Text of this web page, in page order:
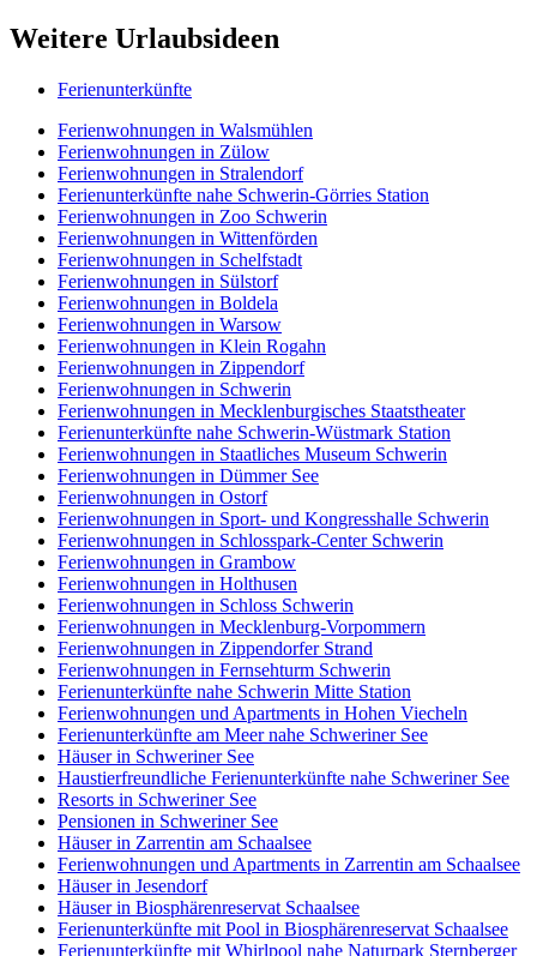
Weitere Urlaubsideen
Ferienunterkünfte
Ferienwohnungen in Walsmühlen
Ferienwohnungen in Zülow
Ferienwohnungen in Stralendorf
Ferienunterkünfte nahe Schwerin-Görries Station
Ferienwohnungen in Zoo Schwerin
Ferienwohnungen in Wittenförden
Ferienwohnungen in Schelfstadt
Ferienwohnungen in Sülstorf
Ferienwohnungen in Boldela
Ferienwohnungen in Warsow
Ferienwohnungen in Klein Rogahn
Ferienwohnungen in Zippendorf
Ferienwohnungen in Schwerin
Ferienwohnungen in Mecklenburgisches Staatstheater
Ferienunterkünfte nahe Schwerin-Wüstmark Station
Ferienwohnungen in Staatliches Museum Schwerin
Ferienwohnungen in Dümmer See
Ferienwohnungen in Ostorf
Ferienwohnungen in Sport- und Kongresshalle Schwerin
Ferienwohnungen in Schlosspark-Center Schwerin
Ferienwohnungen in Grambow
Ferienwohnungen in Holthusen
Ferienwohnungen in Schloss Schwerin
Ferienwohnungen in Mecklenburg-Vorpommern
Ferienwohnungen in Zippendorfer Strand
Ferienwohnungen in Fernsehturm Schwerin
Ferienunterkünfte nahe Schwerin Mitte Station
Ferienwohnungen und Apartments in Hohen Viecheln
Ferienunterkünfte am Meer nahe Schweriner See
Häuser in Schweriner See
Haustierfreundliche Ferienunterkünfte nahe Schweriner See
Resorts in Schweriner See
Pensionen in Schweriner See
Häuser in Zarrentin am Schaalsee
Ferienwohnungen und Apartments in Zarrentin am Schaalsee
Häuser in Jesendorf
Häuser in Biosphärenreservat Schaalsee
Ferienunterkünfte mit Pool in Biosphärenreservat Schaalsee
Ferienunterkünfte mit Whirlpool nahe Naturpark Sternberger